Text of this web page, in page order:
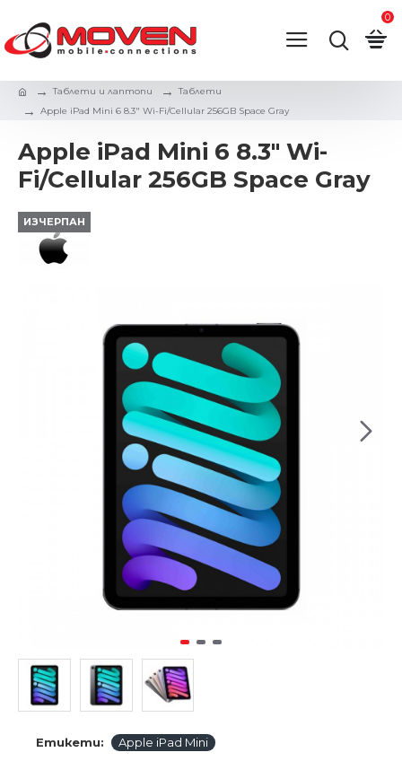
0
Таблети и лаптопи
Таблети
Apple iPad Mini 6 8.3" Wi-Fi/Cellular 256GB Space Gray
Apple iPad Mini 6 8.3" Wi-
Fi/Cellular 256GB Space Gray
ИЗЧЕРПАН
Етикети: Apple iPad Mini